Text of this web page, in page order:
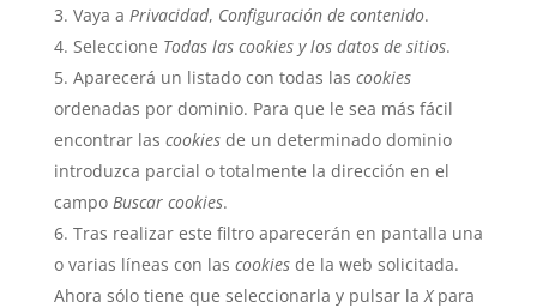
Vaya a Privacidad, Configuración de contenido.
Seleccione Todas las cookiesy los datos de sitios.
Aparecerá un listado con todas las cookies
ordenadas por dominio. Para que le sea más fácil
encontrar las cookiesde un determinado dominio
introduzca parcial o totalmente la dirección en el
campo Buscar cookies.
Tras realizar este filtro aparecerán en pantalla una
o varias líneas con las cookiesde la web solicitada.
Ahora sólo tiene que seleccionarla y pulsar laXpara